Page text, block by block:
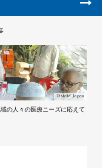
©MdM Japan
の人々の医療ニーズに応えて